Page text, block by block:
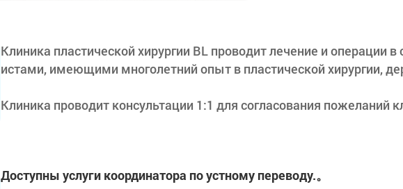
Клиника пластической хирургии BL проводит лечение и операции
истами, имеющими многолетний опыт в пластической хирургии,
Клиника проводит консультации 1:1 для согласования пожеланий
ицинского персонала, а также использует оборудование для
узкой для определения возможности проведения операции.
Доступны услуги координатора по устному переводу.。